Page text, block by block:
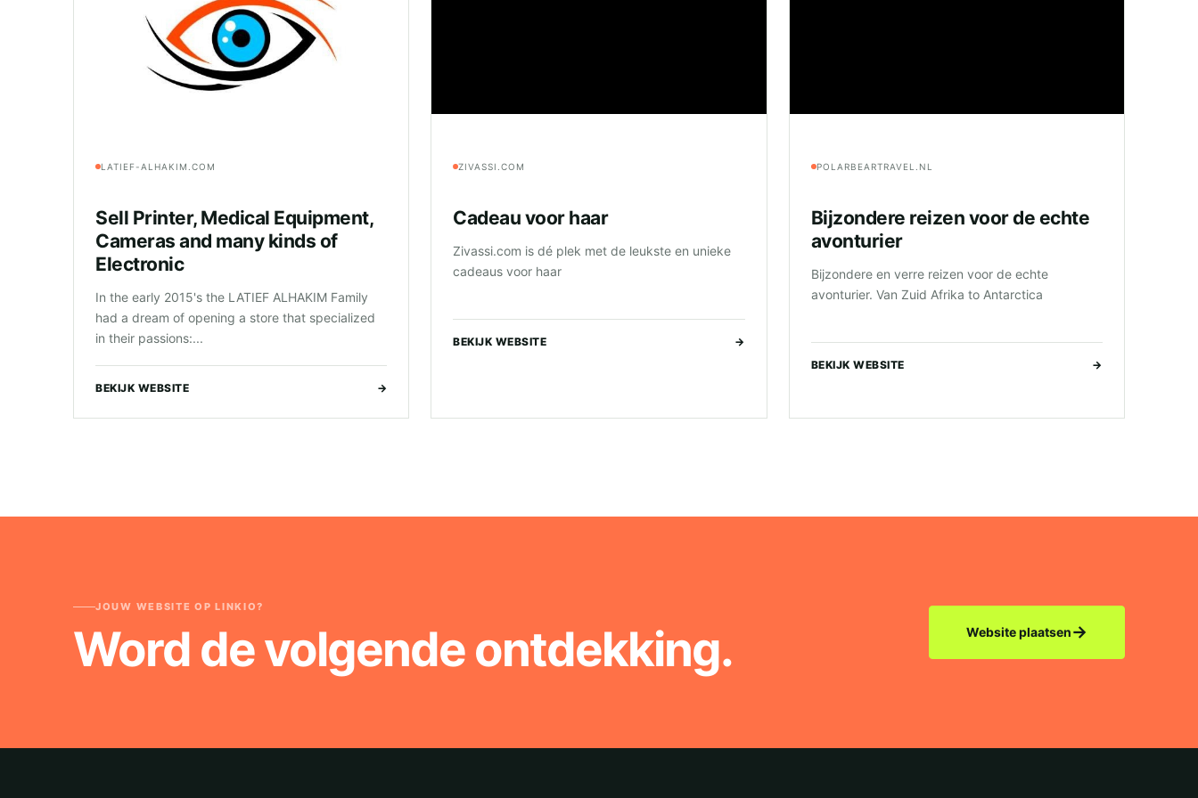
LATIEF-ALHAKIM.COM
Sell Printer, Medical Equipment,
Cameras and many kinds of
Electronic
In the early 2015's the LATIEF ALHAKIM Family
had a dream of opening a store that specialized
in their passions:...
BEKIJK WEBSITE →
ZIVASSI.COM
Cadeau voor haar
Zivassi.com is dé plek met de leukste en unieke
cadeaus voor haar
BEKIJK WEBSITE →
POLARBEARTRAVEL.NL
Bijzondere reizen voor de echte
avonturier
Bijzondere en verre reizen voor de echte
avonturier. Van Zuid Afrika to Antarctica
BEKIJK WEBSITE →
JOUW WEBSITE OP LINKIO?
Word de volgende ontdekking. Website plaatsen→